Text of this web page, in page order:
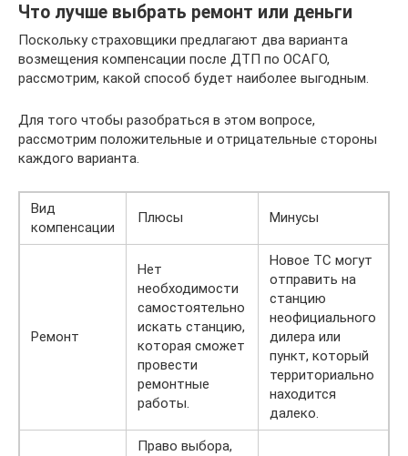
Что лучше выбрать ремонт или деньги
Поскольку страховщики предлагают два варианта
возмещения компенсации после ДТП по ОСАГО,
рассмотрим, какой способ будет наиболее выгодным.
Для того чтобы разобраться в этом вопросе,
рассмотрим положительные и отрицательные стороны
каждого варианта.
Вид
компенсации
Плюсы Минусы
Ремонт
Нет
необходимости
самостоятельно
искать станцию,
которая сможет
провести
ремонтные
работы.
Новое ТС могут
отправить на
станцию
неофициального
дилера или
пункт, который
территориально
находится
далеко.
Право выбора,